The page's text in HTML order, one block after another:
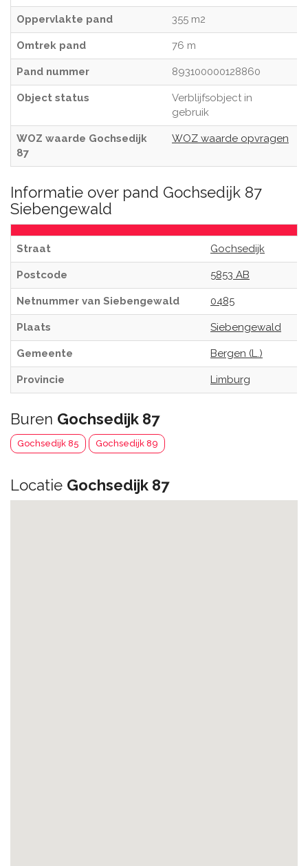
Oppervlakte pand 355 m2
Omtrek pand 76 m
Pand nummer 893100000128860
Object status
Verblijfsobject in
gebruik
WOZ waarde Gochsedijk
87
WOZ waarde opvragen
Informatie over pand Gochsedijk 87
Siebengewald
Straat Gochsedijk
Postcode 5853 AB
Netnummer van Siebengewald 0485
Plaats Siebengewald
Gemeente Bergen (L.)
Provincie Limburg
Buren Gochsedijk 87
Gochsedijk 85 Gochsedijk 89
Locatie Gochsedijk 87